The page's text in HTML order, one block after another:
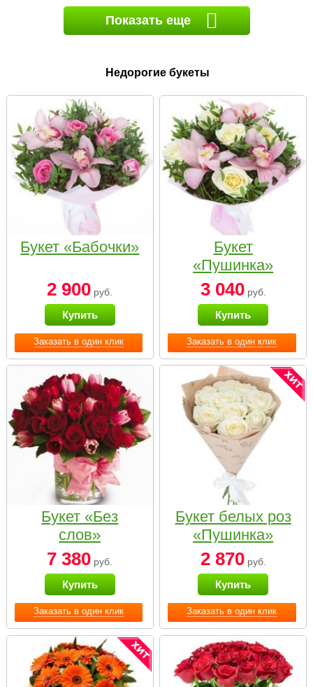
Показать еще
Недорогие букеты
Заказать в один клик
Букет «Бабочки»
2 900 руб.
Купить
Заказать в один клик
Букет
«Пушинка»
3 040руб.
Купить
Заказать в один клик
Букет «Без
слов»
7 380 руб.
Купить
Заказать в один клик
Букет белых роз
«Пушинка»
2 870руб.
Купить